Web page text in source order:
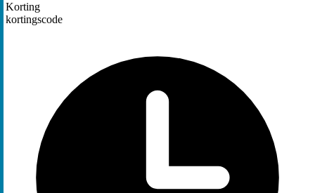
Korting
kortingscode